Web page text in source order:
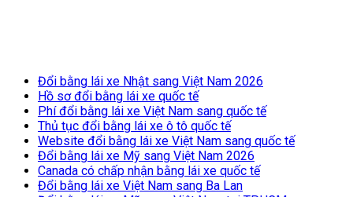
Đổi bằng lái xe Nhật sang Việt Nam 2026
Hồ sơ đổi bằng lái xe quốc tế
Phí đổi bằng lái xe Việt Nam sang quốc tế
Thủ tục đổi bằng lái xe ô tô quốc tế
Website đổi bằng lái xe Việt Nam sang quốc tế
Đổi bằng lái xe Mỹ sang Việt Nam 2026
Canada có chấp nhận bằng lái xe quốc tế
Đổi bằng lái xe Việt Nam sang Ba Lan